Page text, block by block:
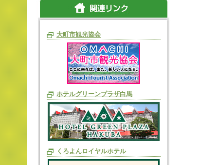
大町市観光協会
ホテルグリーンプラザ白馬
くろよんロイヤルホテル